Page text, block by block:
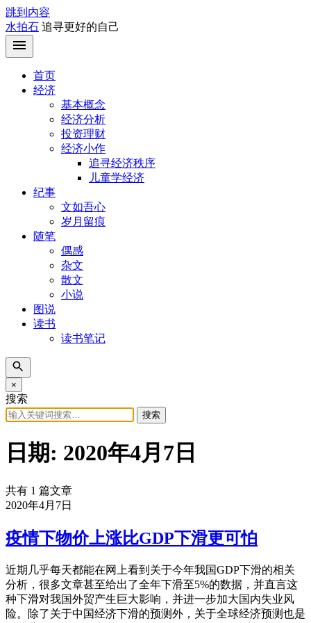
跳到内容
水拍石 追寻更好的自己
首页
经济
基本概念
经济分析
投资理财
经济小作
追寻经济秩序
儿童学经济
纪事
文如吾心
岁月留痕
随笔
偶感
杂文
散文
小说
图说
读书
读书笔记
×
搜索
搜索
日期: 2020年4月7日
共有 1 篇文章
2020年4月7日
疫情下物价上涨比GDP下滑更可怕
近期几乎每天都能在网上看到关于今年我国GDP下滑的相关
分析，很多文章甚至给出了全年下滑至5%的数据，并直言这
种下滑对我国外贸产生巨大影响，并进一步加大国内失业风
险。除了关于中国经济下滑的预测外，关于全球经济预测也是